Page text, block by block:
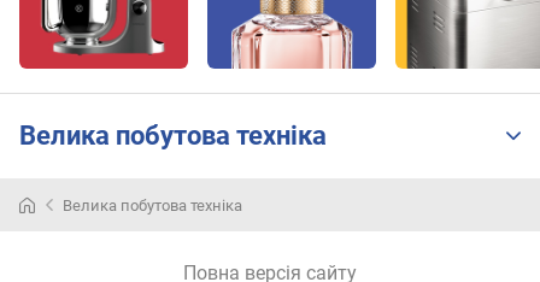
т
і
к
(
Велика побутова техніка
Велика побутова техніка
Повна версія сайту